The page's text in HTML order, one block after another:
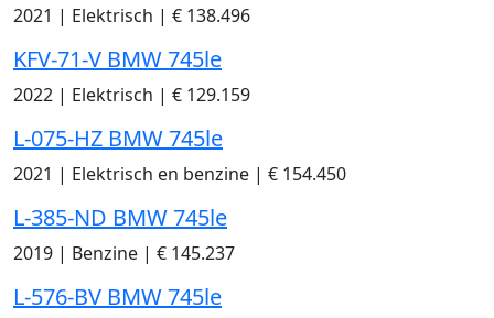
2021 | Elektrisch | € 138.496
KFV-71-V BMW 745le
2022 | Elektrisch | € 129.159
L-075-HZ BMW 745le
2021 | Elektrisch en benzine | € 154.450
L-385-ND BMW 745le
2019 | Benzine | € 145.237
L-576-BV BMW 745le